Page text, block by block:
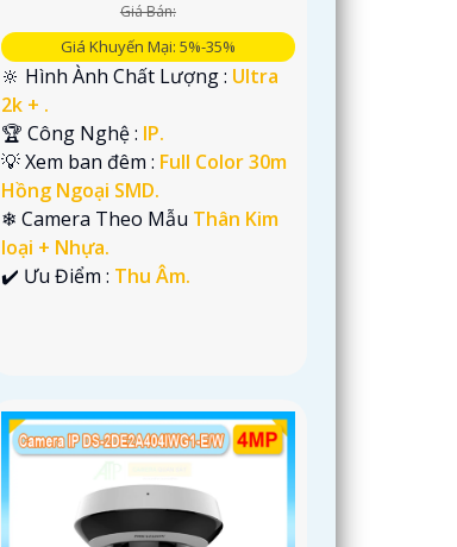
Giá Bán:
Giá Khuyến Mại: 5%-35%
🔆 Hình Ành Chất Lượng : Ultra
2k + .
🏆 Công Nghệ : IP.
💡 Xem ban đêm : Full Color 30m
Hồng Ngoại SMD.
❄ Camera Theo Mẫu Thân Kim
loại + Nhựa.
️✔️ Ưu Điểm : Thu Âm.